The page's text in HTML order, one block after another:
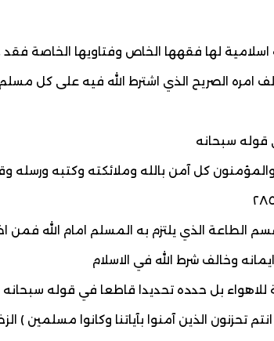
اسلامية لها فقهها الخاص وفتاويها الخاصة
الصريح الذي اشترط الله فيه على كل مسلم
قوله سبحانه
كل آمن بالله وملائكته وكتبه ورسله
الطاعة الذي يلتزم به المسلم امام الله فمن
وخالف شرط الله في الاسلام
للاهواء بل حدده تحديدا قاطعا في قوله سبحانه
تحزنون الذين آمنوا بآياتنا وكانوا مسلمين ) الزخرف